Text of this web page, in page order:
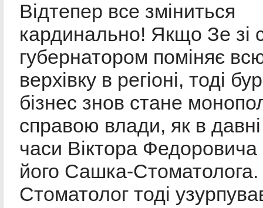
Відтепер все зміниться
кардинально! Якщо Зе зі
губернатором поміняє
верхівку в регіоні, тоді
бізнес знов стане
справою влади, як в давні
часи Віктора
його Сашка-
Стоматолог тоді